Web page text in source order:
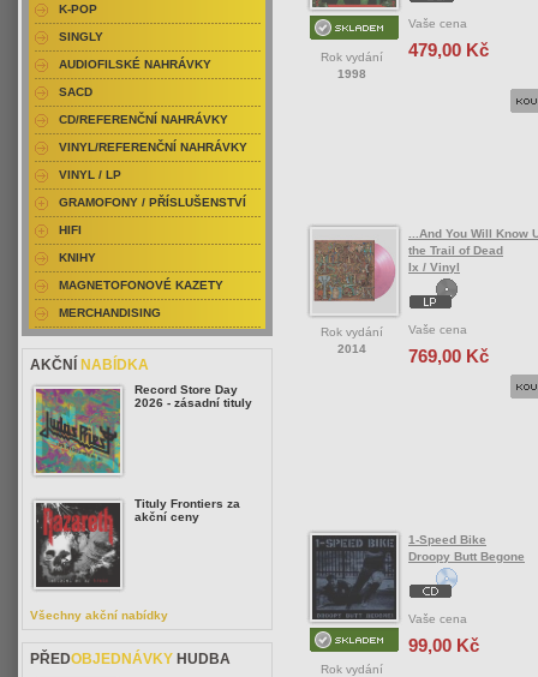
Rok vydání
1998
Vaše cena
479,00 Kč
Rok vydání
2014
...And You Will Know
the Trail of Dead
Ix / Vinyl
Vaše cena
769,00 Kč
Rok vydání
1-Speed Bike
Droopy Butt Begone
Vaše cena
99,00 Kč
K-POP
SINGLY
AUDIOFILSKÉ NAHRÁVKY
SACD
CD/REFERENČNÍ NAHRÁVKY
VINYL/REFERENČNÍ NAHRÁVKY
VINYL / LP
GRAMOFONY / PŘÍSLUŠENSTVÍ
HIFI
KNIHY
MAGNETOFONOVÉ KAZETY
MERCHANDISING
AKČNÍ NABÍDKA
Record Store Day
2026 - zásadní tituly
Tituly Frontiers za
akční ceny
Všechny akční nabídky
PŘEDOBJEDNÁVKY HUDBA